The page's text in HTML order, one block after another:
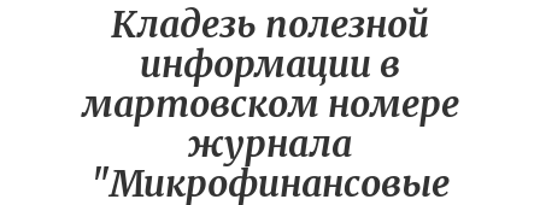
Кладезь полезной
информации в
мартовском номере
журнала
"Микрофинансовые